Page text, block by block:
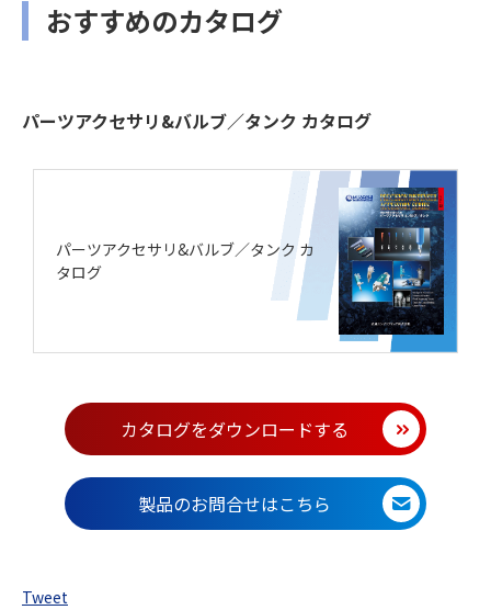
おすすめのカタログ
パーツアクセサリ&バルブ／タンク カタログ
パーツアクセサリ&バルブ／タンク カ
タログ
カタログをダウンロードする
製品のお問合せはこちら
Tweet